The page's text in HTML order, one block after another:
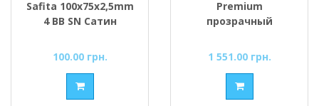
Safita 100х75х2,5mm
4 BB SN Сатин
100.00 грн.
Premium
прозрачный
1 551.00 грн.